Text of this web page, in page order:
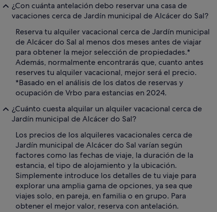
¿Con cuánta antelación debo reservar una casa de
vacaciones cerca de Jardín municipal de Alcácer do Sal?
Reserva tu alquiler vacacional cerca de Jardín municipal
de Alcácer do Sal al menos dos meses antes de viajar
para obtener la mejor selección de propiedades.*
Además, normalmente encontrarás que, cuanto antes
reserves tu alquiler vacacional, mejor será el precio.
*Basado en el análisis de los datos de reservas y
ocupación de Vrbo para estancias en 2024.
¿Cuánto cuesta alquilar un alquiler vacacional cerca de
Jardín municipal de Alcácer do Sal?
Los precios de los alquileres vacacionales cerca de
Jardín municipal de Alcácer do Sal varían según
factores como las fechas de viaje, la duración de la
estancia, el tipo de alojamiento y la ubicación.
Simplemente introduce los detalles de tu viaje para
explorar una amplia gama de opciones, ya sea que
viajes solo, en pareja, en familia o en grupo. Para
obtener el mejor valor, reserva con antelación.